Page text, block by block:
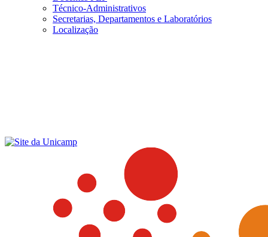
Técnico-Administrativos
Secretarias, Departamentos e Laboratórios
Localização